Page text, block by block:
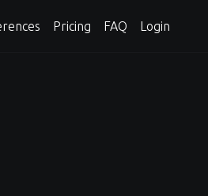
Pricing FAQ Login